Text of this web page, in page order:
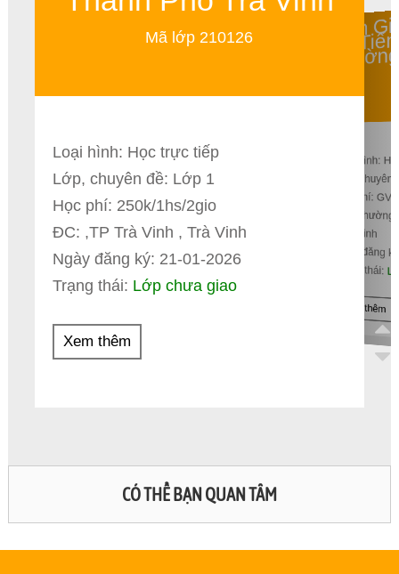
Mã lớp 210126
Loại hình: Học trực tiếp
Lớp, chuyên đề: Lớp 1
Học phí: 250k/1hs/2gio
ĐC: ,TP Trà Vinh , Trà Vinh
Ngày đăng ký: 21-01-2026
Trạng thái: Lớp chưa giao
Xem thêm
Tìm
Loại hình:
Lớp,
Học phí:
ĐC:
Bắc Ninh
Ngày đăng
Trạng thái:
Xem thêm
CÓ THỂ BẠN QUAN TÂM